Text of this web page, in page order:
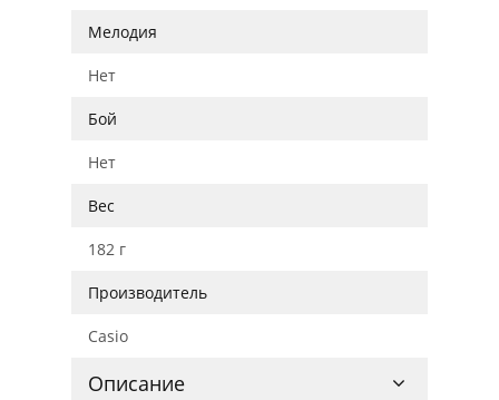
Мелодия
Нет
Бой
Нет
Вес
182 г
Производитель
Casio
Описание